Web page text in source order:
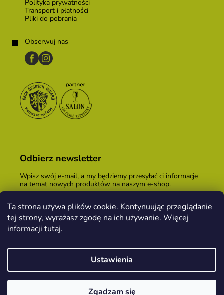
Ta strona używa plików cookie. Kontynuując przeglądanie
tej strony, wyrażasz zgodę na ich używanie. Więcej
informacji tutaj.
Ustawienia
Zgadzam się
Polityka prywatności
Transport i płatności
Pliki do pobrania
Obserwuj nas
Odbierz newsletter
Wpisz swój e-mail, a my będziemy przesyłać ci informacje
na temat nowych produktów na naszym e-shop.
Podając adres e-mail, zgadzasz się zwarunkami
handlowymi
ZALOGUJ SIĘ
Opracował Shoptet&PekneWeby